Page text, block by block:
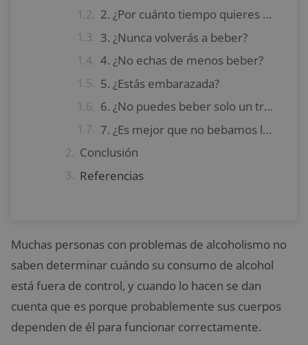
2. ¿Por cuánto tiempo quieres estar sobrio?
3. ¿Nunca volverás a beber?
4. ¿No echas de menos beber?
5. ¿Estás embarazada?
6. ¿No puedes beber solo un trago?
7. ¿Es mejor que no bebamos los demás?
Conclusión
Referencias
Muchas personas con problemas de alcoholismo no
saben determinar cuándo su consumo de alcohol
está fuera de control, y cuando lo hacen se dan
cuenta que es porque probablemente sus cuerpos
dependen de él para funcionar correctamente.